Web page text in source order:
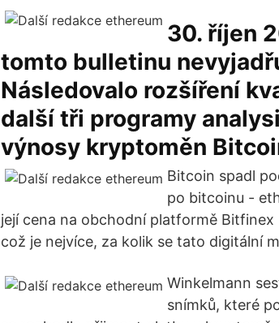
30. říjen
tomto bulletinu
Následovalo rozšíření
další tři programy
výnosy kryptoměn
Bitcoin spadl
po bitcoinu -
její cena na obchodní platformě
což je nejvíce, za kolik se tato digitální
Winkelmann
snímků, které